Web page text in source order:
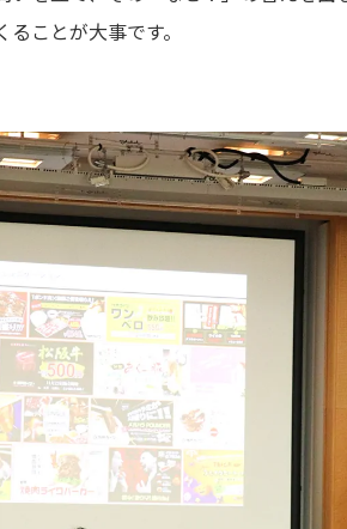
ことが大事です。